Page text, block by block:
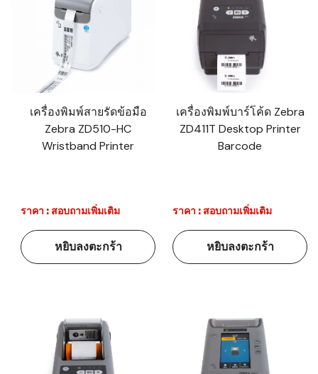
เครื่องพิมพ์สายรัดข้อมือ
Zebra ZD510-HC
Wristband Printer
ราคา : สอบถามเพิ่มเติม
หยิบลงตะกร้า
เครื่องพิมพ์บาร์โค้ด Zebra
ZD411T Desktop Printer
Barcode
ราคา : สอบถามเพิ่มเติม
หยิบลงตะกร้า